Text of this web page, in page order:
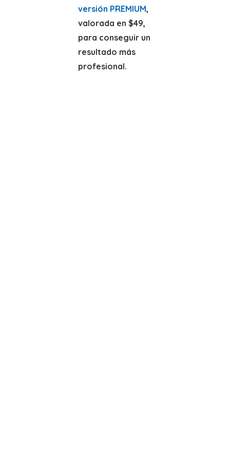
versión PREMIUM,
valorada en $49,
para conseguir un
resultado más
profesional.